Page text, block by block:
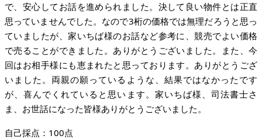
で、安心してお話を進められました。決して良い物件とは正直
思っていませんでした。なので3桁の価格では無理だろうと思っ
ていましたが、家いちば様のお話など参考に、競売でよい価格
で売ることができました。ありがとうございました。また、今
回はお相手様にも恵まれたと思っております。ありがとうござ
いました。両親の願っているような、結果ではなかったです
が、喜んでくれていると思います。家いちば様、司法書士さ
ま、お世話になった皆様ありがとうございました。
自己採点：100点